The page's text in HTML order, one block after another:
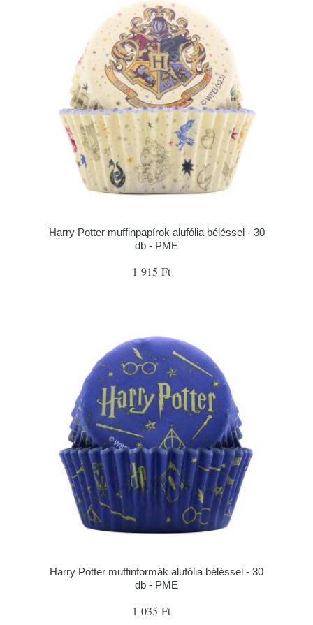
Harry Potter muffinpapírok alufólia béléssel - 30
db - PME
1 915 Ft
Harry Potter muffinformák alufólia béléssel - 30
db - PME
1 035 Ft